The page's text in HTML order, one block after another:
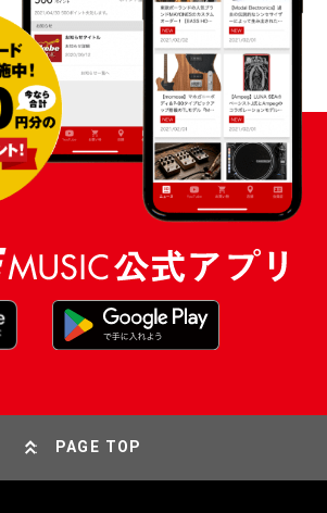
PAGE TOP